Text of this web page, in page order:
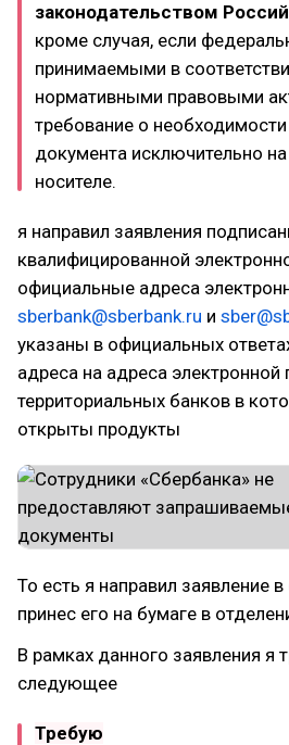
законодательством
кроме случая, если
принимаемыми в
нормативными правовыми
требование о
документа исключительно
носителе.
я направил заявления
квалифицированной
официальные адреса
sberbank@sberbank.ru и
указаны в официальных
адреса на адреса электронной
территориальных банков в
открыты продукты
То есть я направил заявление
принес его на бумаге в
В рамках данного заявления я
следующее
Требую